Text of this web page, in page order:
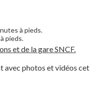
à pieds.
pieds.
et de la gare SNCF.
avec photos et vidéos cet